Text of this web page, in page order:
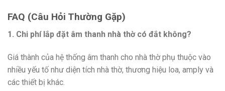
FAQ (Câu Hỏi Thường Gặp)
1. Chi phí lắp đặt âm thanh nhà thờ có đắt không?
Giá thành của hệ thống âm thanh cho nhà thờ phụ thuộc vào
nhiều yếu tố như diện tích nhà thờ, thương hiệu loa, amply và
các thiết bị khác.